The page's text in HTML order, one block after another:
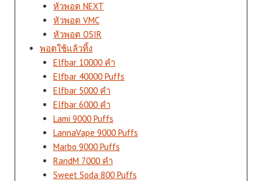
หัวพอต NEXT
หัวพอต VMC
หัวพอต OSIR
พอตใช้แล้วทิ้ง
Elfbar 10000 คำ
Elfbar 40000 Puffs
Elfbar 5000 คำ
Elfbar 6000 คำ
Lami 9000 Puffs
LannaVape 9000 Puffs
Marbo 9000 Puffs
RandM 7000 คำ
Sweet Soda 800 Puffs